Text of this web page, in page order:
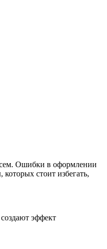
Ошибки в оформлении
стоит избегать,
эффект